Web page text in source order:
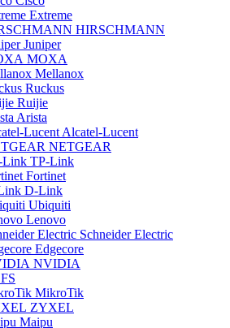
Extreme
HIRSCHMANN
Juniper
MOXA
Mellanox
Ruckus
Ruijie
Arista
Alcatel-Lucent
NETGEAR
TP-Link
Fortinet
D-Link
Ubiquiti
Lenovo
Schneider Electric
Edgecore
NVIDIA
FS
MikroTik
ZYXEL
Maipu